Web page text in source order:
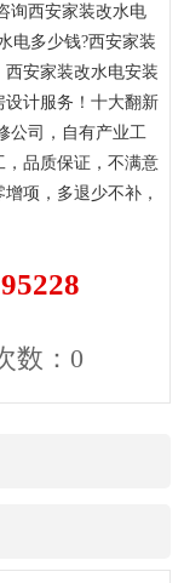
询西安家装改水电
电多少钱?西安家装
安家装改水电安装
设计服务！十大翻新
公司，自有产业工
，品质保证，不满意
项，多退少不补，
数：0